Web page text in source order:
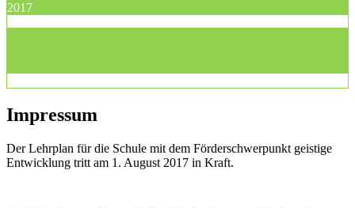
2017
Impressum
Der Lehrplan für die Schule mit dem Förderschwerpunkt geistige
Entwicklung tritt am 1. August 2017 in Kraft.